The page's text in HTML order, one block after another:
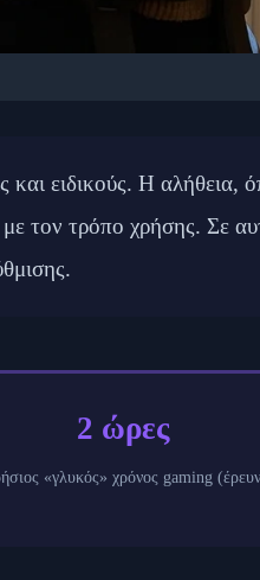
και ειδικούς. Η
τον τρόπο χρήσης. Σε
2 ώρες
«γλυκός» χρόνος gaming